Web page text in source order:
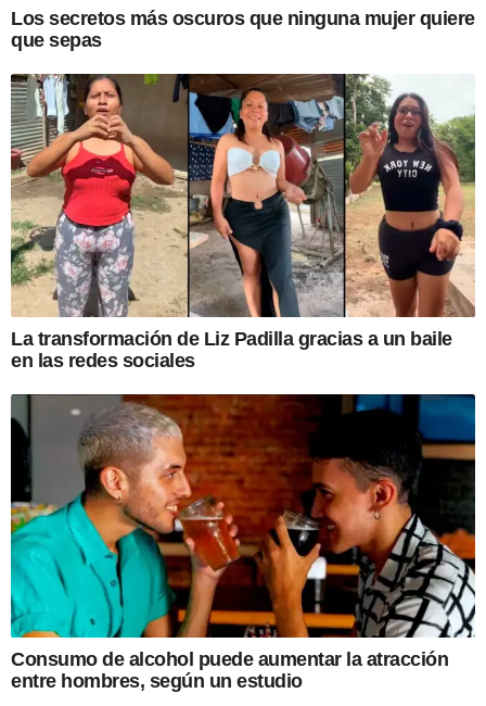
Los secretos más oscuros que ninguna mujer quiere
que sepas
La transformación de Liz Padilla gracias a un baile
en las redes sociales
Consumo de alcohol puede aumentar la atracción
entre hombres, según un estudio